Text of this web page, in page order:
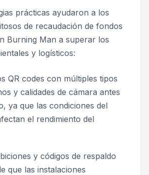
prácticas ayudaron a los
de recaudación de fondos
Burning Man a superar los
y logísticos:
QR codes con múltiples tipos
y calidades de cámara antes
ya que las condiciones del
el rendimiento del
y códigos de respaldo
que las instalaciones